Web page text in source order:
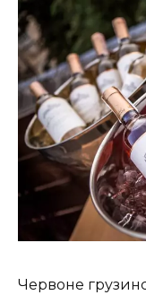
Червоне